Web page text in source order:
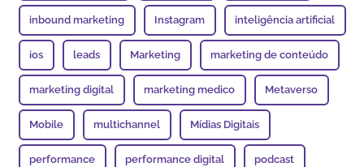
inbound marketing Instagram inteligência artificial
ios leads Marketing marketing de conteúdo
marketing digital marketing medico Metaverso
Mobile multichannel Mídias Digitais
performance performance digital podcast